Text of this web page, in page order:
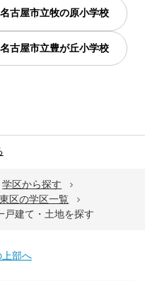
名古屋市立牧の原小学校
名古屋市立豊が丘小学校
学区から探す
区の学区一覧
戸建て・土地を探す
部へ